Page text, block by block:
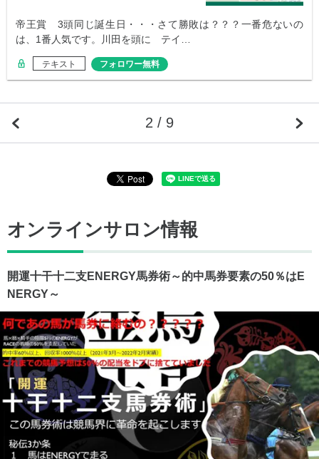
帝王賞 3頭同じ誕生日・・・さて勝敗は？？？一番危ないの
は、1番人気です。川田を頭に テイ…
テキスト フォロワー無料
2 / 9
オンラインサロン情報
開運十干十二支ENERGY馬券術～的中馬券要素の50％はE
NERGY～